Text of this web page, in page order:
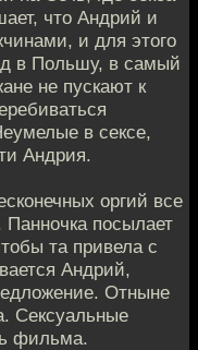
что Андрий и
и для этого
в Польшу, в самый
не пускают к
в сексе,
Андрия.
оргий все
посылает
та привела с
Андрий,
Отныне
Сексуальные
фильма.